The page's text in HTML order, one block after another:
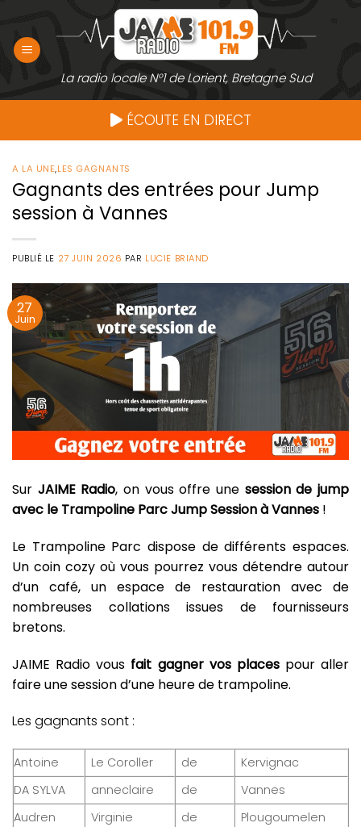
contenu
La radio locale N°1 de Lorient, Bretagne Sud
ÉCOUTE EN DIRECT
A LA UNE,LES GAGNANTS
Gagnants des entrées pour Jump
session à Vannes
PUBLIÉ LE 27 JUIN 2026 PAR LUCIE BRIAND
27
Juin
Sur JAIME Radio, on vous offre une session de jump
avec le Trampoline Parc Jump Session à Vannes !
Le Trampoline Parc dispose de différents espaces.
Un coin cozy où vous pourrez vous détendre autour
d’un café, un espace de restauration avec de
nombreuses collations issues de fournisseurs
bretons.
JAIME Radio vous fait gagner vos placespour aller
faire une session d’une heure de trampoline.
Les gagnants sont :
Antoine Le Coroller de
Kervignac
DA SYLVA
anneclaire de
Vannes
Audren
Virginie de
Plougoumelen